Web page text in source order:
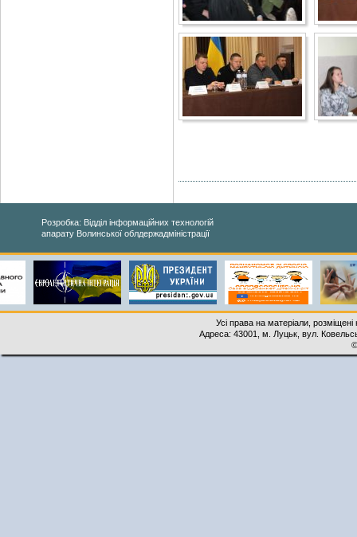
Розробка: Відділ інформаційних технологій
апарату Волинської облдержадміністрації
Усі права на матеріали,
Адреса: 43001, м. Луцьк, вул.